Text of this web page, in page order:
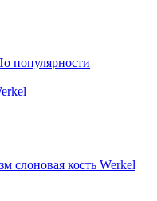
популярности
слоновая кость Werkel